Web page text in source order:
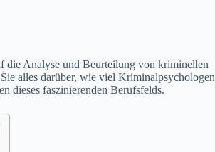
die Analyse und Beurteilung von kriminellen
alles darüber, wie viel Kriminalpsychologen
dieses faszinierenden Berufsfelds.